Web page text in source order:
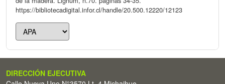
https://bibliotecadigital.infor.cl/handle/20.500.12220/12123
DIRECCIÓN EJECUTIVA